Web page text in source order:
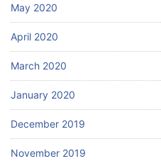
May 2020
April 2020
March 2020
January 2020
December 2019
November 2019